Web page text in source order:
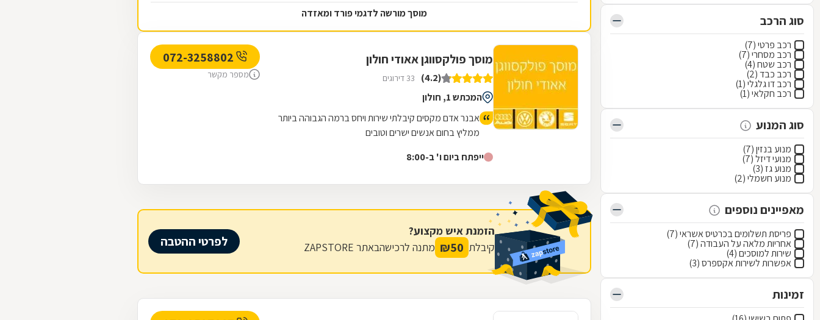
סוג הרכב
רכב פרטי (7)
רכב מסחרי (7)
רכב שטח (4)
רכב כבד (2)
רכב דו גלגלי (1)
רכב חקלאי (1)
סוג המנוע
מנוע בנזין (7)
מנועי דיזל (7)
מנוע גז (3)
מנוע חשמלי (2)
מאפיינים נוספים
פריסת תשלומים בכרטיס אשראי (7)
אחריות מלאה על העבודה (7)
שירות למוסכים (4)
אפשרות לשירות אקספרס (3)
זמינות
מוסך מורשה לדגמי פורד ומאזדה
מוסך פולקסווגן אאודי חולון
(4.2) 33 דירוגים
המכתש 1, חולון
אבנר אדם מקסים קיבלתי שירות ויחס ברמה הגבוהה ביותר
ממליץ בחום אנשים ישרים וטובים
ייפתח ביום ו' ב-8:00
מספר מקשר
הזמנת איש מקצוע?
קיבלת 50
₪ מתנה לרכישהבאתר ZAPSTORE לפרטי ההטבה